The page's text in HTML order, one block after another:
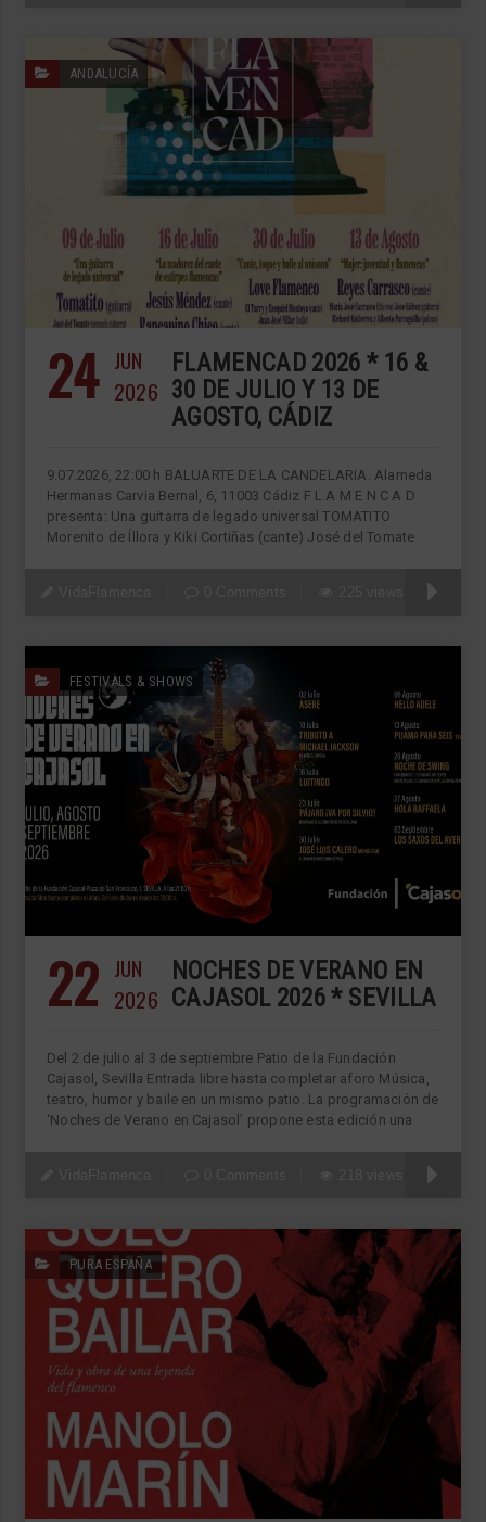
ANDALUCÍA
24 JUN
2026
FLAMENCAD 2026 * 16 &
30 DE JULIO Y 13 DE
AGOSTO, CÁDIZ
9.07.2026, 22:00 h BALUARTE DE LA CANDELARIA. Alameda
Hermanas Carvia Bernal, 6, 11003 Cádiz F L A M E N C A D
presenta: Una guitarra de legado universal TOMATITO
Morenito de Íllora y Kiki Cortiñas (cante) José del Tomate
FESTIVALS & SHOWS
22 JUN
2026
NOCHES DE VERANO EN
CAJASOL 2026 * SEVILLA
Del 2 de julio al 3 de septiembre Patio de la Fundación
Cajasol, Sevilla Entrada libre hasta completar aforo Música,
teatro, humor y baile en un mismo patio. La programación de
‘Noches de Verano en Cajasol’ propone esta edición una
PURA ESPAÑA